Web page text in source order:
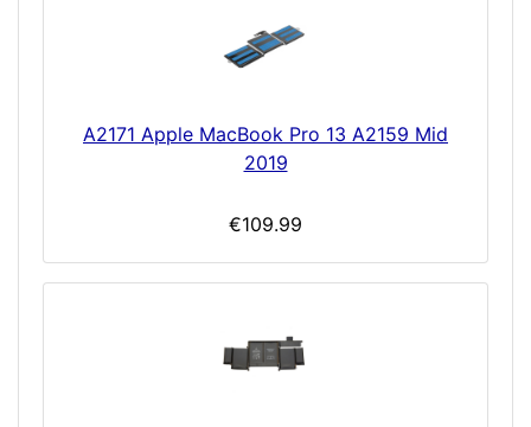
A2171 Apple MacBook Pro 13 A2159 Mid
2019
€109.99